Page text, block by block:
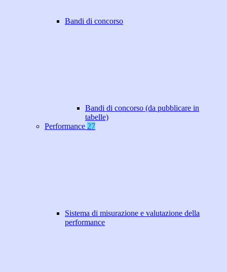
Bandi di concorso
Bandi di concorso (da pubblicare in
tabelle)
Performance 27
Sistema di misurazione e valutazione della
performance